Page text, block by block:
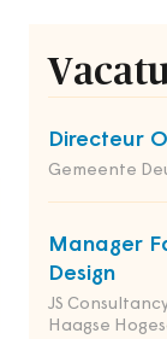
Directeur
Gemeente
Manager
Design
JS
Haagse